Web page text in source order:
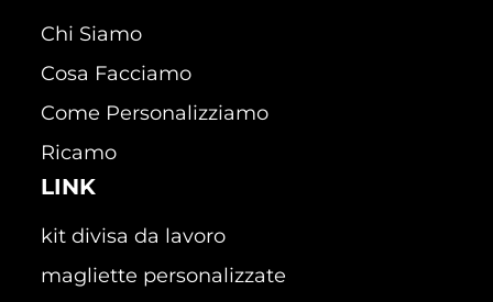
Chi Siamo
Cosa Facciamo
Come Personalizziamo
Ricamo
LINK
kit divisa da lavoro
magliette personalizzate